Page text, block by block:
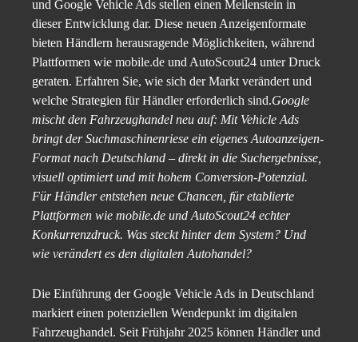
und Google Vehicle Ads stellen einen Meilenstein in
dieser Entwicklung dar. Diese neuen Anzeigenformate
bieten Händlern herausragende Möglichkeiten, während
Plattformen wie mobile.de und AutoScout24 unter Druck
geraten. Erfahren Sie, wie sich der Markt verändert und
welche Strategien für Händler erforderlich sind.Google
mischt den Fahrzeughandel neu auf: Mit Vehicle Ads
bringt der Suchmaschinenriese ein eigenes Autoanzeigen-
Format nach Deutschland – direkt in die Suchergebnisse,
visuell optimiert und mit hohem Conversion-Potenzial.
Für Händler entstehen neue Chancen, für etablierte
Plattformen wie mobile.de und AutoScout24 echter
Konkurrenzdruck. Was steckt hinter dem System? Und
wie verändert es den digitalen Autohandel?
Die Einführung der Google Vehicle Ads in Deutschland
markiert einen potenziellen Wendepunkt im digitalen
Fahrzeughandel. Seit Frühjahr 2025 können Händler und